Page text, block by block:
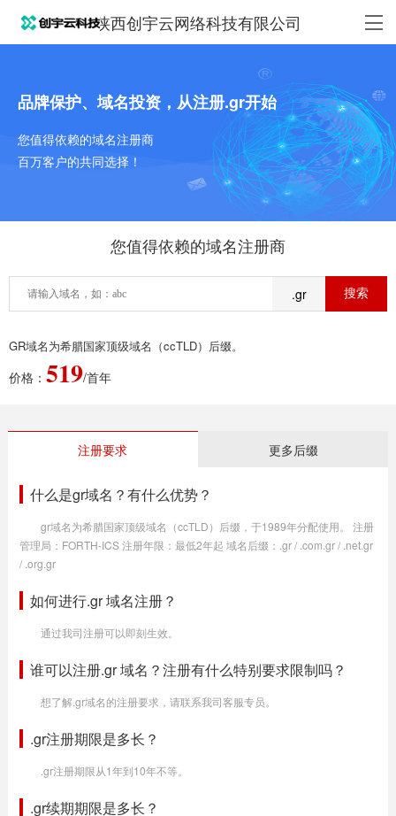
陕西创宇云网络科技有限公司
品牌保护、域名投资，从注册.gr开始
您值得依赖的域名注册商
百万客户的共同选择！
您值得依赖的域名注册商
.gr
GR域名为希腊国家顶级域名（ccTLD）后缀。
价格： 519/首年
注册要求 更多后缀
什么是gr域名？有什么优势？
gr域名为希腊国家顶级域名（ccTLD）后缀，于1989年分配使用。 注册
管理局：FORTH-ICS 注册年限：最低2年起 域名后缀：.gr / .com.gr / .net.gr
/ .org.gr
如何进行.gr 域名注册？
通过我司注册可以即刻生效。
谁可以注册.gr 域名？注册有什么特别要求限制吗？
想了解.gr域名的注册要求，请联系我司客服专员。
.gr注册期限是多长？
.gr注册期限从1年到10年不等。
.gr续期期限是多长？